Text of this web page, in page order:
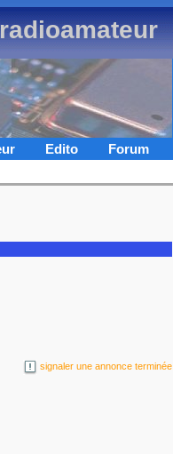
Edito Forum
signaler une annonce terminée